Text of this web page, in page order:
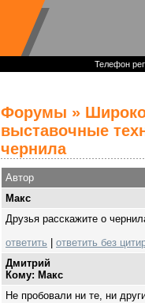
Телефон
Форумы »
выставочные
чернила
Автор
Mакс
Друзья расскажите о
ответить
ответить без
Дмитрий
Кому: Mакс
Не пробовали ни те, ни